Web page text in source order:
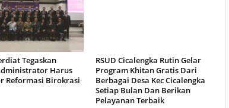
Tegaskan
Harus
Reformasi Birokrasi
RSUD Cicalengka Rutin Gelar
Program Khitan Gratis Dari
Berbagai Desa Kec Cicalengka
Setiap Bulan Dan Berikan
Pelayanan Terbaik